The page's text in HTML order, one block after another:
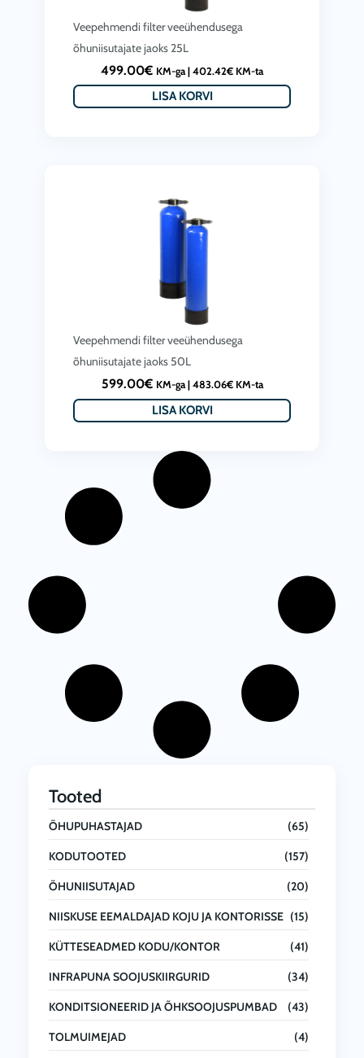
Veepehmendi filter veeühendusega
õhuniisutajate jaoks 25L
499.00€ KM-ga | 402.42€ KM-ta
LISA KORVI
Veepehmendi filter veeühendusega
õhuniisutajate jaoks 50L
599.00€ KM-ga | 483.06€KM-ta
LISA KORVI
Tooted
ÕHUPUHASTAJAD (65)
KODUTOOTED (157)
ÕHUNIISUTAJAD (20)
NIISKUSE EEMALDAJAD KOJU JA KONTORISSE (15)
KÜTTESEADMED KODU/KONTOR (41)
INFRAPUNA SOOJUSKIIRGURID (34)
KONDITSIONEERID JA ÕHKSOOJUSPUMBAD (43)
TOLMUIMEJAD (4)